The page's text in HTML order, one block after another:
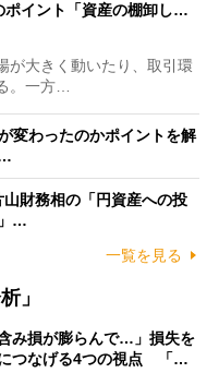
ポイント「資産の棚卸し…
大きく動いたり、取引環
。一方…
変わったのかポイントを解
山財務相の「円資産への投
…
一覧を見る
」
み損が膨らんで…」損失を
つなげる4つの視点 「…